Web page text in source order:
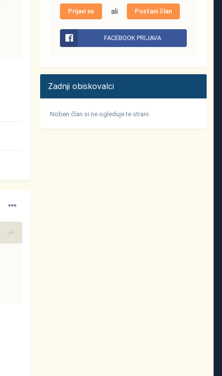
Prijavi se ali Postani član
FACEBOOK PRIJAVA
Zadnji obiskovalci
Noben član si ne ogleduje te strani.